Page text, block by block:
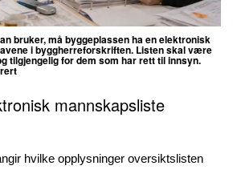
bruker, må byggeplassen ha en elektronisk
i byggherreforskriften. Listen skal være
tilgjengelig for dem som har rett til innsyn.
mannskapsliste
hvilke opplysninger oversiktslisten